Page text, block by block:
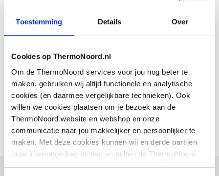
Toestemming Details Over
Cookies op ThermoNoord.nl
Om de ThermoNoord services voor jou nog beter te
maken, gebruiken wij altijd functionele en analytische
cookies (en daarmee vergelijkbare technieken). Ook
willen we cookies plaatsen om je bezoek aan de
ThermoNoord website en webshop en onze
communicatie naar jou makkelijker en persoonlijker te
maken. Met deze cookies kunnen wij en derde partijen
jouw internetgedrag binnen en buiten de ThermoNoord
website en webshop volgen en verzamelen. Hiermee
Uitwendige
buisdiameter aansluiting
40
Aansluiting 1 Klemaansluiting
Aansluiting 1 draaibaar Ja
Afvoercapaciteit 0.92
Waterslothoogte 50
Downloads
EPD certificaatapplication/pdf,2 MB